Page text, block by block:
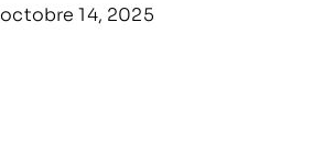
octobre 14, 2025